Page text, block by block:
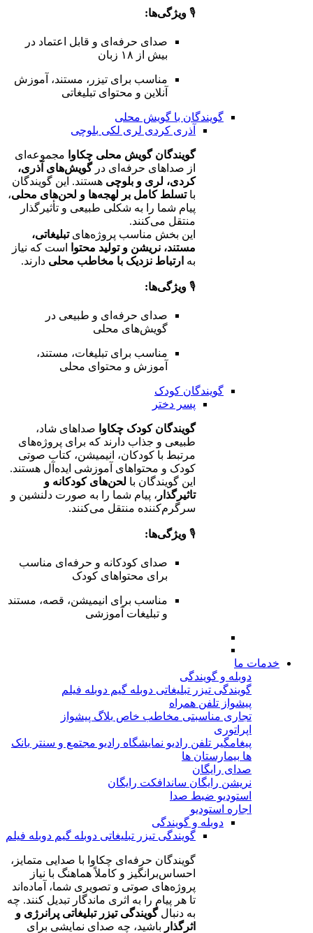
🎙️ ویژگی‌ها:
صدای حرفه‌ای و قابل اعتماد در
بیش از ۱۸ زبان
مناسب برای تیزر، مستند، آموزش
آنلاین و محتوای تبلیغاتی
گویندگان با گویش محلی
آذری کردی لری لکی بلوچی
گویندگان گویش محلی چکاوا مجموعه‌ای
از صداهای حرفه‌ای درگویش‌های آذری،
کردی، لری و بلوچی هستند. این گویندگان
باتسلط کامل بر لهجه‌ها و لحن‌های محلی،
پیام شما را به شکلی طبیعی و تأثیرگذار
منتقل می‌کنند.
این بخش مناسب پروژه‌هایتبلیغاتی،
مستند، نریشن و تولید محتوا
است که نیاز
به ارتباط نزدیک با مخاطب محلی دارند.
🎙️ ویژگی‌ها:
صدای حرفه‌ای و طبیعی در
گویش‌های محلی
مناسب برای تبلیغات، مستند،
آموزش و محتوای محلی
گویندگان کودک
پسر دختر
گویندگان کودک چکاوا صداهای شاد،
طبیعی و جذاب دارند که برای پروژه‌های
مرتبط با کودکان، انیمیشن، کتاب صوتی
کودک و محتواهای آموزشی ایده‌آل هستند.
این گویندگان با لحن‌های کودکانه و
تاثیرگذار ، پیام شما را به صورت دلنشین و
سرگرم‌کننده منتقل می‌کنند.
🎙️ ویژگی‌ها:
صدای کودکانه و حرفه‌ای مناسب
برای محتواهای کودک
مناسب برای انیمیشن، قصه، مستند
و تبلیغات آموزشی
خدمات ما
دوبله و گویندگی
گویندگی تیزر تبلیغاتی دوبله گیم دوبله فیلم
پیشواز تلفن همراه
تجاری مناسبتی مخاطب خاص بلاگ پیشواز
اپراتوری
پیغامگیر تلفن رادیو نمایشگاه رادیو مجتمع و سنتر بانک
ها بیمارستان ها
صدای رایگان
نریشن رایگان ساندافکت رایگان
استودیو ضبط صدا
اجاره استودیو
دوبله و گویندگی
گویندگی تیزر تبلیغاتی دوبله گیم دوبله فیلم
گویندگان حرفه‌ای چکاوا با صدایی متمایز،
احساس‌برانگیز و کاملاً هماهنگ با نیاز
پروژه‌های صوتی و تصویری شما، آماده‌اند
تا هر پیام را به اثری ماندگار تبدیل کنند. چه
به دنبالگویندگی تیزر تبلیغاتی پرانرژی و
اثرگذار باشید، چه صدای نمایشی برای